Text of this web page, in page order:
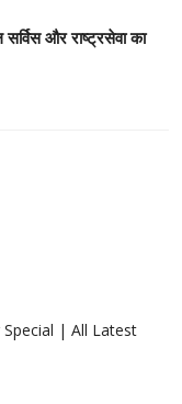
और राष्ट्रसेवा का
| All Latest